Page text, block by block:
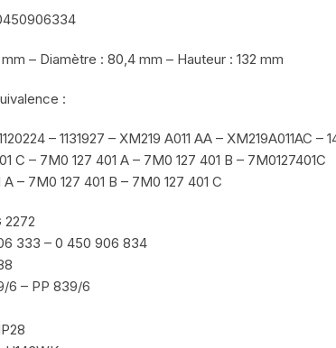
– Diamètre : 80,4 mm – Hauteur : 132 mm
:
– 1131927 – XM219 A011 AA – XM219A011AC –
C – 7M0 127 401 A – 7M0 127 401 B – 7M0127401C
– 7M0 127 401 B – 7M0 127 401 C
2272
333 – 0 450 906 834
6 – PP 839/6